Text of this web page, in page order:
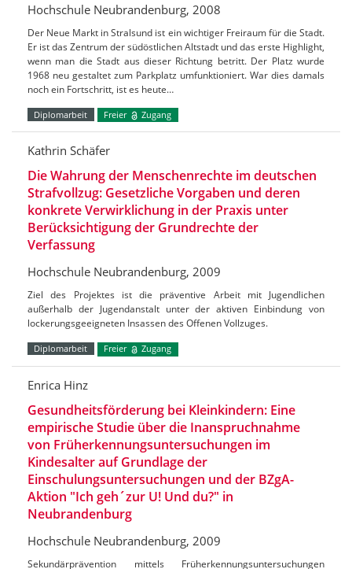
Hochschule Neubrandenburg, 2008
Der Neue Markt in Stralsund ist ein wichtiger Freiraum für die Stadt.
Er ist das Zentrum der südöstlichen Altstadt und das erste Highlight,
wenn man die Stadt aus dieser Richtung betritt. Der Platz wurde
1968 neu gestaltet zum Parkplatz umfunktioniert. War dies damals
noch ein Fortschritt, ist es heute…
Diplomarbeit Freier Zugang
Kathrin Schäfer
Die Wahrung der Menschenrechte im deutschen
Strafvollzug: Gesetzliche Vorgaben und deren
konkrete Verwirklichung in der Praxis unter
Berücksichtigung der Grundrechte der
Verfassung
Hochschule Neubrandenburg, 2009
Ziel des Projektes ist die präventive Arbeit mit Jugendlichen
außerhalb der Jugendanstalt unter der aktiven Einbindung von
lockerungsgeeigneten Insassen des Offenen Vollzuges.
Diplomarbeit Freier Zugang
Enrica Hinz
Gesundheitsförderung bei Kleinkindern: Eine
empirische Studie über die Inanspruchnahme
von Früherkennungsuntersuchungen im
Kindesalter auf Grundlage der
Einschulungsuntersuchungen und der BZgA-
Aktion "Ich geh´zur U! Und du?" in
Neubrandenburg
Hochschule Neubrandenburg, 2009
Sekundärprävention mittels Früherkennungsuntersuchungen